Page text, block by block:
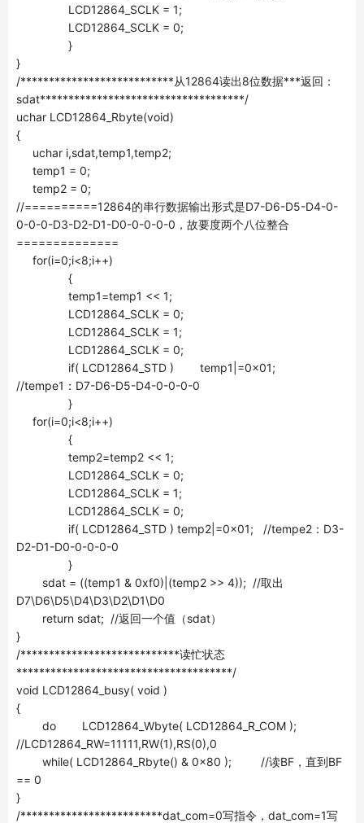
LCD12864_SCLK = 1;
LCD12864_SCLK = 0;
}
}
/***************************从12864读出8位数据***返回：
sdat************************************/
uchar LCD12864_Rbyte(void)
{
uchar i,sdat,temp1,temp2;
temp1 = 0;
temp2 = 0;
//==========12864的串行数据输出形式是D7-D6-D5-D4-0-
0-0-0-D3-D2-D1-D0-0-0-0-0，故要度两个八位整合
==============
for(i=0;i<8;i++)
{
temp1=temp1 << 1;
LCD12864_SCLK = 0;
LCD12864_SCLK = 1;
LCD12864_SCLK = 0;
if( LCD12864_STD ) temp1|=0x01;
//tempe1：D7-D6-D5-D4-0-0-0-0
}
for(i=0;i<8;i++)
{
temp2=temp2 << 1;
LCD12864_SCLK = 0;
LCD12864_SCLK = 1;
LCD12864_SCLK = 0;
if( LCD12864_STD ) temp2|=0x01; //tempe2：D3-
D2-D1-D0-0-0-0-0
}
sdat = ((temp1 & 0xf0)|(temp2 >> 4)); //取出
D7\D6\D5\D4\D3\D2\D1\D0
return sdat; //返回一个值（sdat）
}
/****************************读忙状态
**************************************/
void LCD12864_busy( void )
{
do LCD12864_Wbyte( LCD12864_R_COM );
//LCD12864_RW=11111,RW(1),RS(0),0
while( LCD12864_Rbyte() & 0x80 ); //读BF，直到BF
== 0
}
/*************************dat_com=0写指令，dat_com=1写